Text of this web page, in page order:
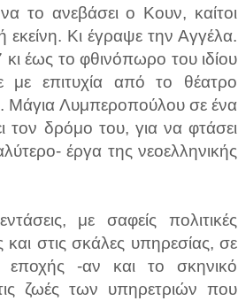
το ανεβάσει ο Κουν, καίτοι
Κι έγραψε την Αγγέλα.
κι έως το φθινόπωρο του ιδίου
επιτυχία από το θέατρο
Μάγια Λυμπεροπούλου σε ένα
τον δρόμο του, για να φτάσει
έργα της νεοελληνικής
με σαφείς πολιτικές
στις σκάλες υπηρεσίας, σε
εποχής -αν και το σκηνικό
ζωές των υπηρετριών που